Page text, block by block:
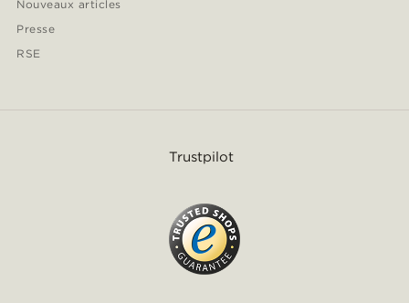
Nouveaux articles
Presse
RSE
Trustpilot